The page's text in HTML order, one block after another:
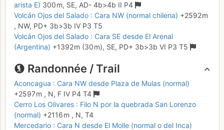
arista E) 300 m, SE, AD- 4b>4b II P4
Volcán Ojos del Salado : Cara NW (normal chilena) +2592 m
, NW, PD+ 3b>3b IV P3 T5
Volcán Ojos del Salado : Cara SE desde El Arenal
(Argentina) +1392 m (30 m), SE, PD+ 3b>3b VI P3 T5
Randonnée / Trail
Aconcagua : Cara NW desde Plaza de Mulas (normal)
+2597 m , N, F IV P4 T4
Cerro Los Olivares : Filo N por la quebrada San Lorenzo
(normal) +2116 m , N, T4
Mercedario : Cara N desde El Molle (normal o del Inca)